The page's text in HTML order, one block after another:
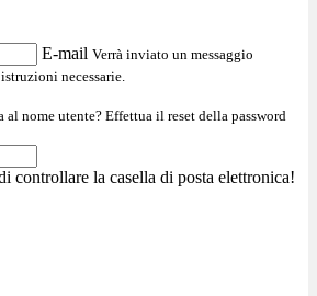
E-mail Verrà inviato un messaggio
necessarie.
al nome utente? Effettua il reset della password
controllare la casella di posta elettronica!